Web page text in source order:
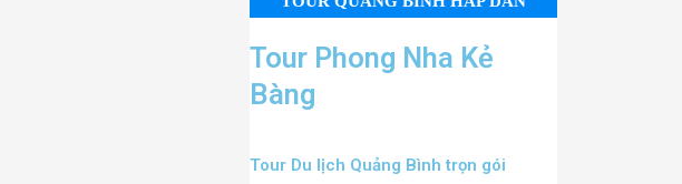
Tour Phong Nha Kẻ
Bàng
Tour Du lịch Quảng Bình trọn gói